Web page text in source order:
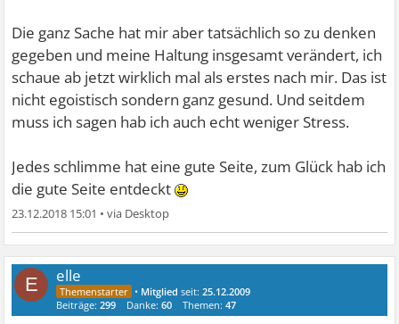
Die ganz Sache hat mir aber tatsächlich so zu denken
gegeben und meine Haltung insgesamt verändert, ich
schaue ab jetzt wirklich mal als erstes nach mir. Das ist
nicht egoistisch sondern ganz gesund. Und seitdem
muss ich sagen hab ich auch echt weniger Stress.
Jedes schlimme hat eine gute Seite, zum Glück hab ich
die gute Seite entdeckt
23.12.2018 15:01 •
E elle
• Mitglied seit:25.12.2009
Beiträge:299 Danke:60 Themen:47